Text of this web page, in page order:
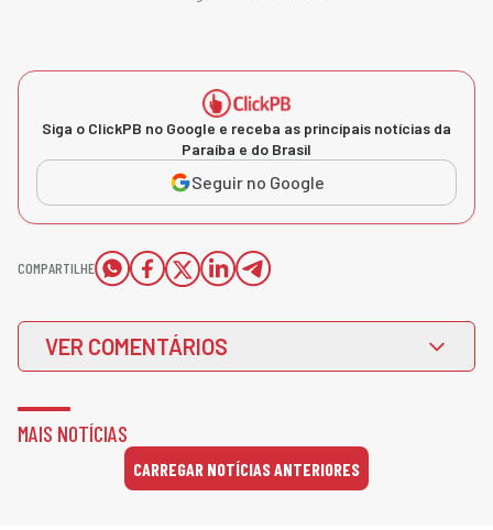
Siga o ClickPB no Google e receba as principais notícias da
Paraíba e do Brasil
Seguir no Google
COMPARTILHE
VER COMENTÁRIOS
MAIS NOTÍCIAS
CARREGAR NOTÍCIAS ANTERIORES